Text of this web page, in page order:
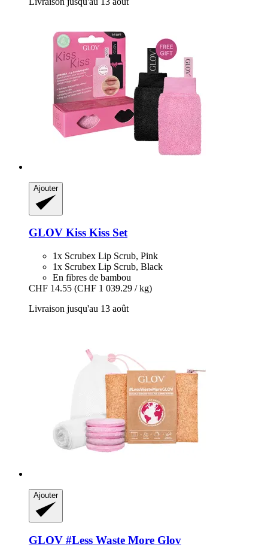
Ajouter
GLOV Kiss Kiss Set
1x Scrubex Lip Scrub, Pink
1x Scrubex Lip Scrub, Black
En fibres de bambou
CHF 14.55 (CHF 1 039.29 / kg)
Livraison jusqu'au 13 août
Ajouter
GLOV #Less Waste More Glov